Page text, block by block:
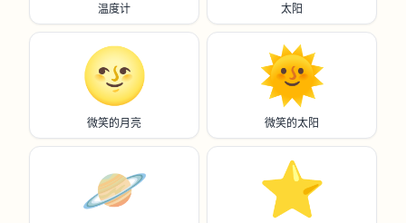
温度计 太阳
🌝
微笑的月亮
🌞
微笑的太阳
🪐 ⭐️